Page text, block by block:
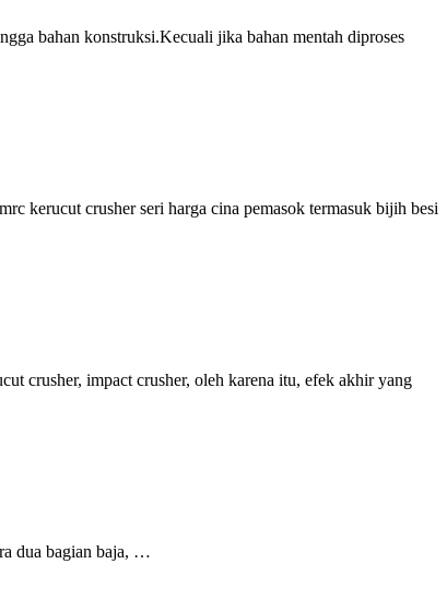
bahan konstruksi.Kecuali jika bahan mentah diproses
kerucut crusher seri harga cina pemasok termasuk bijih besi
crusher, impact crusher, oleh karena itu, efek akhir yang
dua bagian baja, …